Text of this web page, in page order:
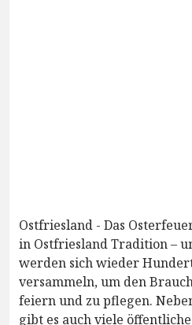
Ostfriesland - Das
in Ostfriesland Tradition –
werden sich wieder
versammeln, um den
feiern und zu pflegen.
gibt es auch viele